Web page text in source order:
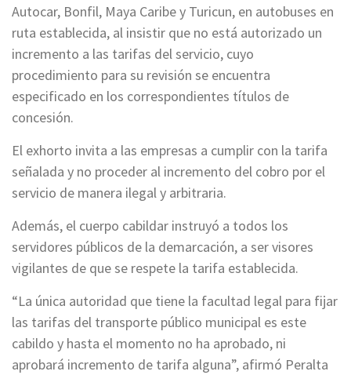
Autocar, Bonfil, Maya Caribe y Turicun, en autobuses en
ruta establecida, al insistir que no está autorizado un
incremento a las tarifas del servicio, cuyo
procedimiento para su revisión se encuentra
especificado en los correspondientes títulos de
concesión.
El exhorto invita a las empresas a cumplir con la tarifa
señalada y no proceder al incremento del cobro por el
servicio de manera ilegal y arbitraria.
Además, el cuerpo cabildar instruyó a todos los
servidores públicos de la demarcación, a ser visores
vigilantes de que se respete la tarifa establecida.
“La única autoridad que tiene la facultad legal para fijar
las tarifas del transporte público municipal es este
cabildo y hasta el momento no ha aprobado, ni
aprobará incremento de tarifa alguna”, afirmó Peralta